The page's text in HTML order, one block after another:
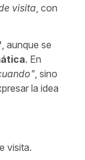
visita , con
, aunque se
. En
" , sino
la idea
visita.